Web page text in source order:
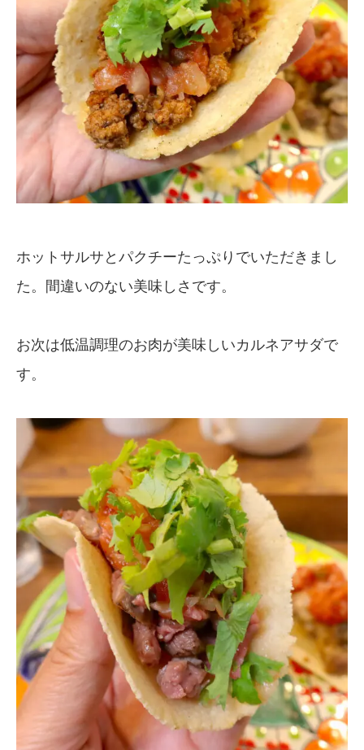
ホットサルサとパクチーたっぷりでいただきまし
た。間違いのない美味しさです。
お次は低温調理のお肉が美味しいカルネアサダで
す。